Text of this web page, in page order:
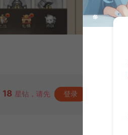
18 星钻，请先 登录